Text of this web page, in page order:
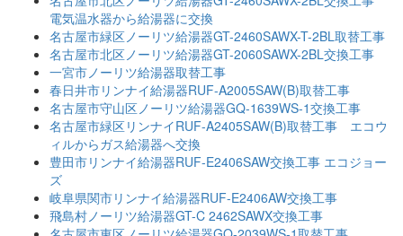
電気温水器から給湯器に交換
名古屋市緑区ノーリツ給湯器GT-2460SAWX-T-2BL取替工事
名古屋市北区ノーリツ給湯器GT-2060SAWX-2BL交換工事
一宮市ノーリツ給湯器取替工事
春日井市リンナイ給湯器RUF-A2005SAW(B)取替工事
名古屋市守山区ノーリツ給湯器GQ-1639WS-1交換工事
名古屋市緑区リンナイRUF-A2405SAW(B)取替工事 エコウ
ィルからガス給湯器へ交換
豊田市リンナイ給湯器RUF-E2406SAW交換工事 エコジョー
ズ
岐阜県関市リンナイ給湯器RUF-E2406AW交換工事
飛島村ノーリツ給湯器GT-C 2462SAWX交換工事